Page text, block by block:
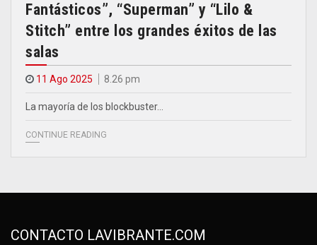
Fantásticos”, “Superman” y “Lilo &
Stitch” entre los grandes éxitos de las
salas
11 Ago 2025 8.26 pm
La mayoría de los blockbuster…
CONTINUE READING
CONTACTO LAVIBRANTE.COM